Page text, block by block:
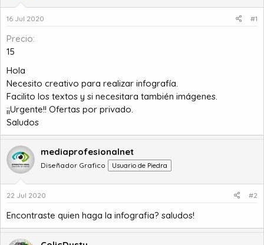
d
e
e
d
o
16 Jul 2020 #1
Precio
15
Hola
Necesito creativo para realizar infografía.
Facilito los textos y si necesitara también imágenes.
¡¡Urgente!! Ofertas por privado.
Saludos
mediaprofesionalnet
Diseñador Grafico Usuario de Piedra
22 Jul 2020 #2
Encontraste quien haga la infografia? saludos!